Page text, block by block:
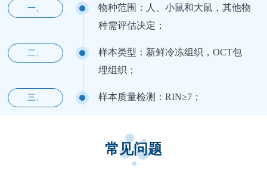
一、
物种范围：人、小鼠和大鼠，其他物
种需评估决定；
二、
样本类型：新鲜冷冻组织，OCT包
埋组织；
三、 样本质量检测：RIN≥7；
常见问题